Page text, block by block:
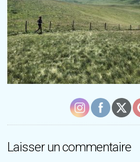
Laisser un commentaire